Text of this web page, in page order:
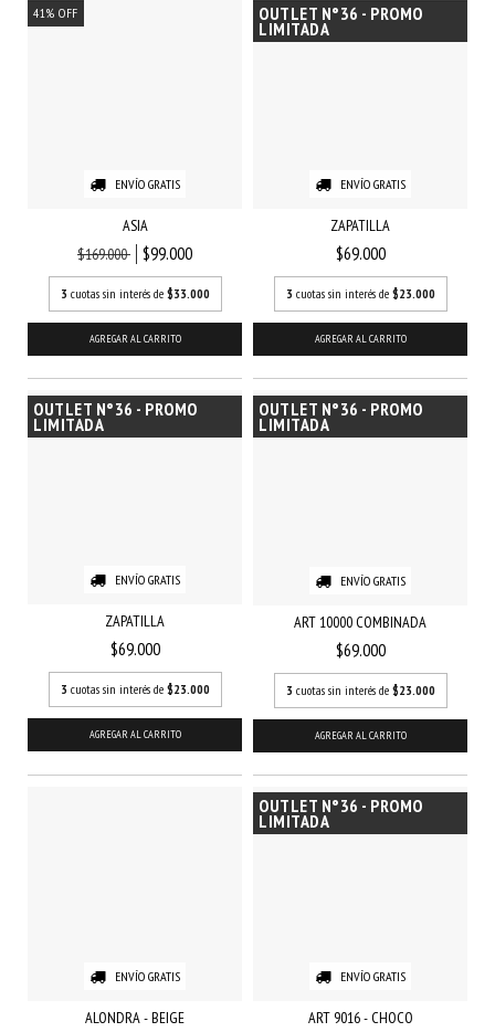
41% OFF
ENVÍO GRATIS
ASIA
$169.000
$99.000
3 cuotas sin interés de $33.000
AGREGAR AL CARRITO
OUTLET N°36 - PROMO
LIMITADA
ENVÍO GRATIS
ZAPATILLA
$69.000
3 cuotas sin interés de $23.000
AGREGAR AL CARRITO
OUTLET N°36 - PROMO
LIMITADA
ENVÍO GRATIS
ZAPATILLA
$69.000
3 cuotas sin interés de $23.000
AGREGAR AL CARRITO
OUTLET N°36 - PROMO
LIMITADA
ENVÍO GRATIS
ART 10000 COMBINADA
$69.000
3 cuotas sin interés de $23.000
AGREGAR AL CARRITO
ENVÍO GRATIS
ALONDRA - BEIGE
OUTLET N°36 - PROMO
LIMITADA
ENVÍO GRATIS
ART 9016 - CHOCO